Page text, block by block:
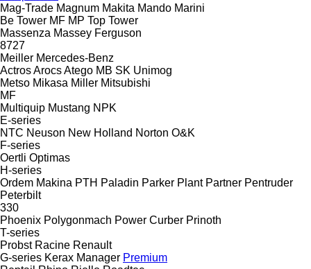
Mag-Trade Magnum Makita Mando Marini
Be Tower MF MP Top Tower
Massenza Massey Ferguson
8727
Meiller Mercedes-Benz
ActrosArocsAtego MB SK Unimog
Metso Mikasa Miller Mitsubishi
MF
Multiquip Mustang NPK
E-series
NTC Neuson New Holland Norton O&K
F-series
Oertli Optimas
H-series
Ordem Makina PTH Paladin Parker Plant Partner Pentruder
Peterbilt
330
Phoenix Polygonmach Power Curber Prinoth
T-series
Probst Racine Renault
G-series Kerax Manager Premium